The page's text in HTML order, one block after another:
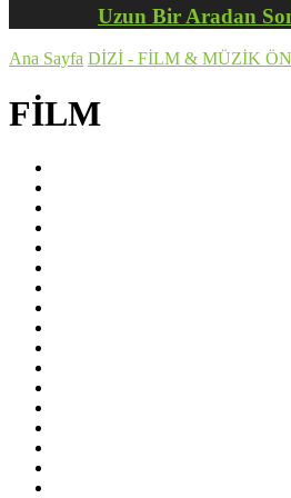
Uzun Bir Aradan
Ana Sayfa DİZİ - FİLM & MÜZİK
FİLM